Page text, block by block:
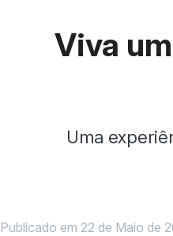
Viva
Uma
Publicado em 22 de Maio de